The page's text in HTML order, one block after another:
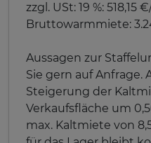
zzgl. USt: 19 %: 518,15
Bruttowarmmiete:
Aussagen zur
Sie gern auf Anfrage.
Steigerung der
Verkaufsfläche um
max. Kaltmiete von